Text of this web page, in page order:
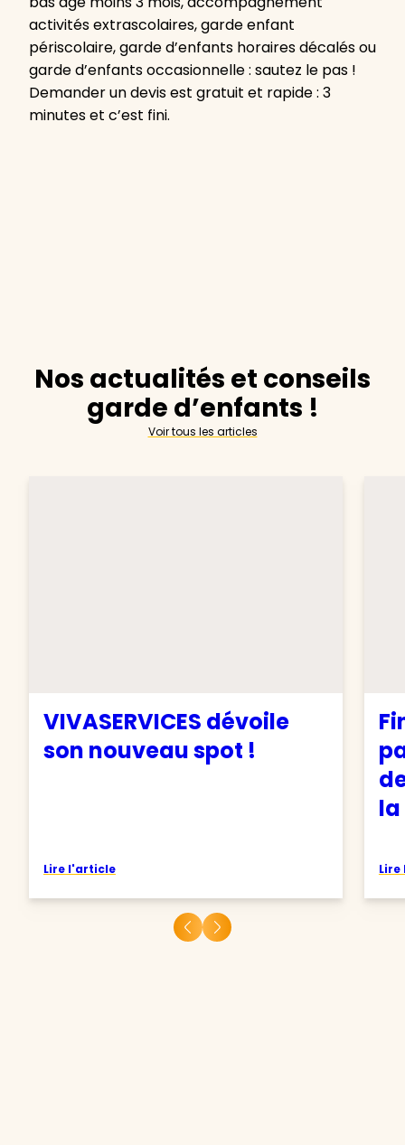
activités extrascolaires, garde enfant
périscolaire, garde d’enfants horaires décalés ou
garde d’enfants occasionnelle : sautez le pas !
Demander un devis est gratuit et rapide : 3
minutes et c’est fini.
Nos actualités et conseils
garde d’enfants !
Voir tous les articles
VIVASERVICES dévoile
son nouveau spot !
Lire l'article
la